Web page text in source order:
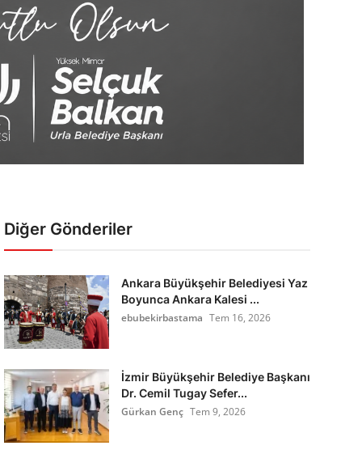
Diğer Gönderiler
Ankara Büyükşehir Belediyesi Yaz
Boyunca Ankara Kalesi ...
ebubekirbastama Tem 16, 2026
İzmir Büyükşehir Belediye Başkanı
Dr. Cemil Tugay Sefer...
Gürkan Genç Tem 9, 2026